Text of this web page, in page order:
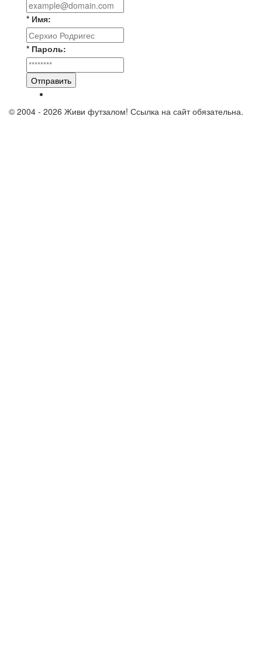
* Имя:
* Пароль:
Отправить
© 2004 - 2026 Живи футзалом! Ссылка на сайт обязательна.